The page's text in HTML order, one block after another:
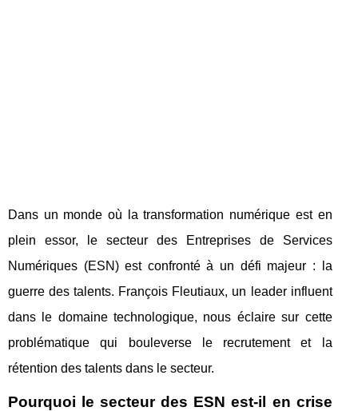
Dans un monde où la transformation numérique est en
plein essor, le secteur des Entreprises de Services
Numériques (ESN) est confronté à un défi majeur : la
guerre des talents. François Fleutiaux, un leader influent
dans le domaine technologique, nous éclaire sur cette
problématique qui bouleverse le recrutement et la
rétention des talents dans le secteur.
Pourquoi le secteur des ESN est-il en crise